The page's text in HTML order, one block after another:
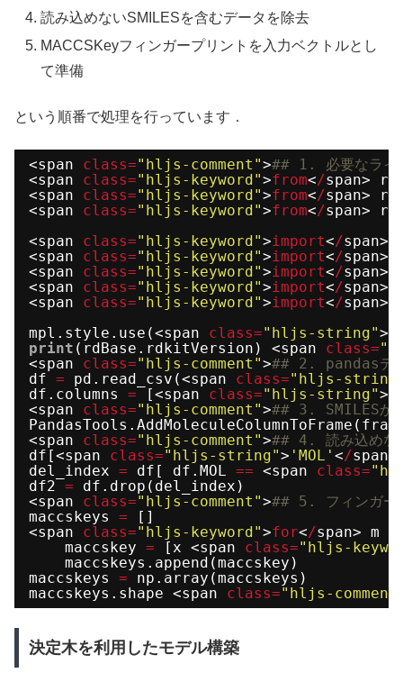
読み込めないSMILESを含むデータを除去
MACCSKeyフィンガープリントを入力ベクトルとし
て準備
という順番で処理を行っています．
<span class="hljs-comment">## 1. 必要なライ
<span class="hljs-keyword">from</span>
<span class="hljs-keyword">from</span>
<span class="hljs-keyword">from</span>
<span class="hljs-keyword">import</
<span class="hljs-keyword">import</
<span class="hljs-keyword">import</span>
<span class="hljs-keyword">import</span>
<span class="hljs-keyword">import</span>
mpl.style.use(<span class="hljs-string">
print (rdBase.rdkitVersion) <span class=
<span class="hljs-comment">## 2. pandasデー
df = pd.read_csv(<span class="hljs-
df.columns = [<span class="hljs-string">
<span class="hljs-comment">## 3. SMILESか
<span class="hljs-comment">## 4. 読み込めな
df[<span class="hljs-string"> 'MOL' </
del_index = df[ df.MOL == <span class=
df2 =
df.drop(del_index)
<span class="hljs-comment">## 5. フィンガー
maccskeys =
[]
<span class="hljs-keyword">for</span> m
maccskey = [x <span class="hljs-
maccskeys.append(maccskey)
maccskeys =
np.array(maccskeys)
maccskeys.shape <span class="hljs-
決定木を利用したモデル構築